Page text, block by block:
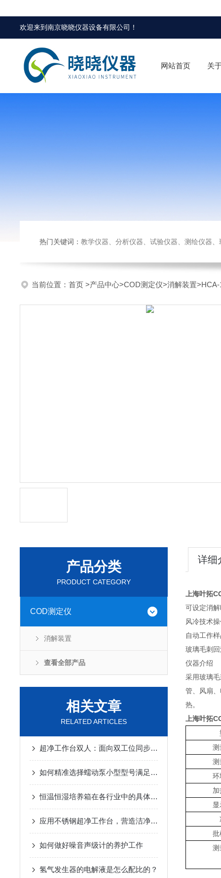
欢迎来到南京晓晓仪器设备有限公司 ！
网站首页 关
热门关键词： 教学仪器、分析仪器、试验仪器、测绘仪器、玻璃仪
当前位置： 首页 >产品中心>COD测定仪>消解装置>HCA-
产品分类
PRODUCT CATEGORY
COD测定仪
消解装置
查看全部产品
相关文章
RELATED ARTICLES
超净工作台双人：面向双工位同步操作的ISO 5级局部洁净设备
如何精准选择蠕动泵小型型号满足实验与生产需求
恒温恒湿培养箱在各行业中的具体应用
应用不锈钢超净工作台，营造洁净环境
如何做好噪音声级计的养护工作
氢气发生器的电解液是怎么配比的？
详细
上海叶拓
可设定消
风冷技术
自动工作
玻璃毛刺
仪器介绍
采用玻璃
管、风扇
热。
上海叶拓
测
测
环
批
测